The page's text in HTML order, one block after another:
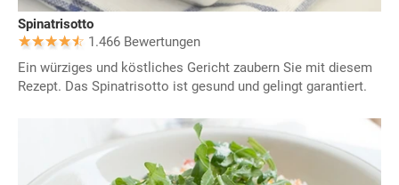
Spinatrisotto
1.466 Bewertungen
Ein würziges und köstliches Gericht zaubern Sie mit diesem
Rezept. Das Spinatrisotto ist gesund und gelingt garantiert.